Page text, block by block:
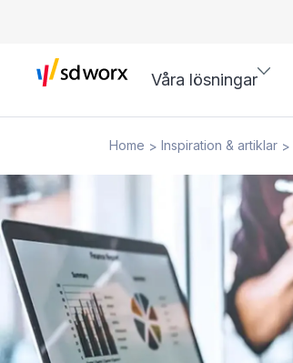
Våra lösningar
Home > Inspiration & artiklar >